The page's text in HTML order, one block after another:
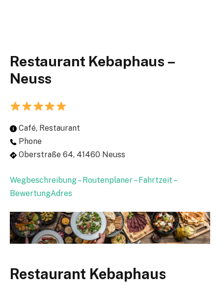
Restaurant Kebaphaus –
Neuss
Café, Restaurant
Phone
Oberstraße 64, 41460 Neuss
Wegbeschreibung – Routenplaner – Fahrtzeit –
BewertungAdres
Restaurant Kebaphaus